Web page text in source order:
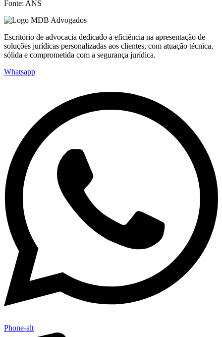
Fonte: ANS
Escritório de advocacia dedicado à eficiência na apresentação de
soluções jurídicas personalizadas aos clientes, com atuação técnica,
sólida e comprometida com a segurança jurídica.
Whatsapp
Phone-alt